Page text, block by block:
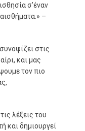
σ’έναν
–
στις
και μας
τον πιο
λέξεις του
και δημιουργεί